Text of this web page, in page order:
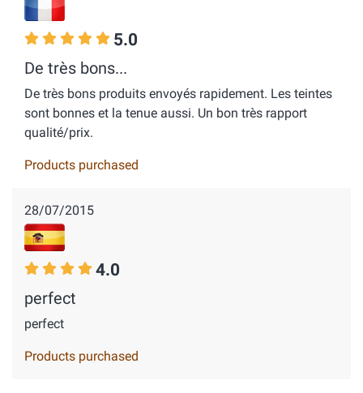
5.0
De très bons...
De très bons produits envoyés rapidement. Les teintes
sont bonnes et la tenue aussi. Un bon très rapport
qualité/prix.
Products purchased
28/07/2015
4.0
perfect
perfect
Products purchased